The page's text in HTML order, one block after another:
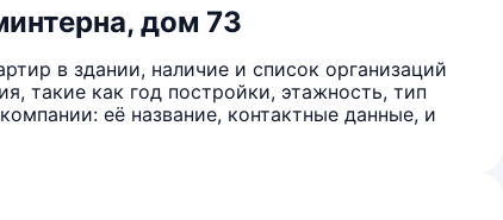
дом 73
в здании, наличие и список организаций
такие как год постройки, этажность, тип
её название, контактные данные, и